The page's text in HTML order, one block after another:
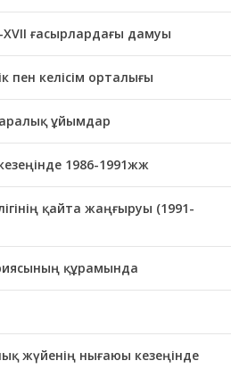
ғасырлардағы дамуы
пен келісім орталығы
ұйымдар
1986-1991жж
қайта жаңғыруы (1991-
құрамында
жүйенің нығаюы кезеңінде